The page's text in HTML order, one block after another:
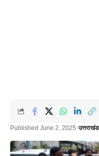
Published June 2, 2025 उत्तराखंड